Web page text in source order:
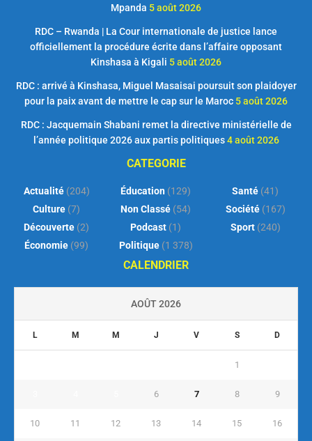
Mpanda 5 août 2026
RDC – Rwanda | La Cour internationale de justice lance
officiellement la procédure écrite dans l’affaire opposant
Kinshasa à Kigali 5 août 2026
RDC : arrivé à Kinshasa, Miguel Masaisai poursuit son plaidoyer
pour la paix avant de mettre le cap sur le Maroc 5 août 2026
RDC : Jacquemain Shabani remet la directive ministérielle de
l’année politique 2026 aux partis politiques 4 août 2026
CATEGORIE
Actualité(204)
Culture (7)
Découverte (2)
Économie (99)
Éducation (129)
Non Classé (54)
Podcast (1)
Politique(1 378)
Santé (41)
Société(167)
Sport(240)
CALENDRIER
AOÛT 2026
L M M J V S D
1
6 7 8 9
10 11 12 13 14 15 16